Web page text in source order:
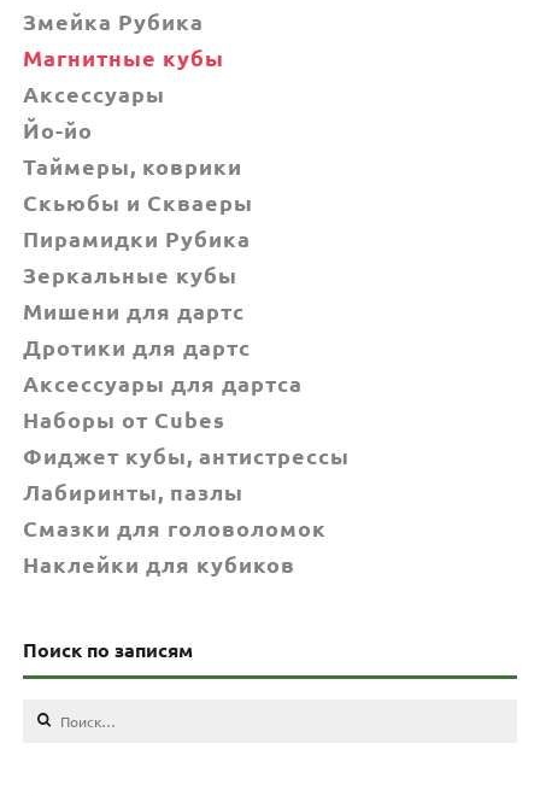
Змейка Рубика
Магнитные кубы
Аксессуары
Йо-йо
Таймеры, коврики
Скьюбы и Скваеры
Пирамидки Рубика
Зеркальные кубы
Мишени для дартс
Дротики для дартс
Аксессуары для дартса
Наборы от Cubes
Фиджет кубы, антистрессы
Лабиринты, пазлы
Смазки для головоломок
Наклейки для кубиков
Поиск по записям
Найти: